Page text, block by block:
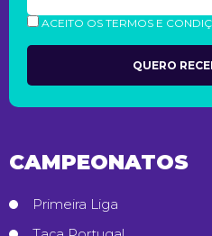
ACEITO OS TERMOS E
CAMPEONATOS
Primeira Liga